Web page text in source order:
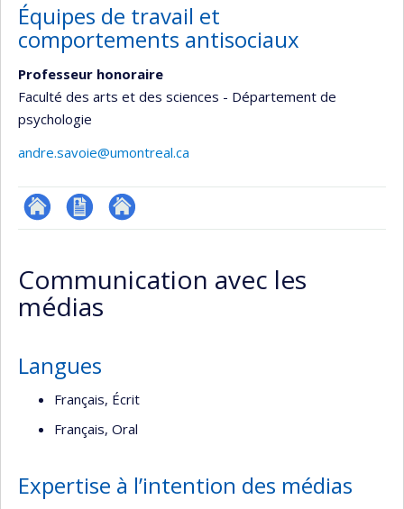
Équipes de travail et
comportements antisociaux
Professeur honoraire
Faculté des arts et des sciences - Département de
psychologie
andre.savoie@umontreal.ca
ResearchGate
CV
Autre
web
Communication avec les
médias
Langues
Français, Écrit
Français, Oral
Expertise à l’intention des médias